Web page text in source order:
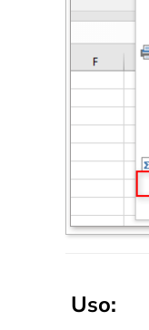
Uso: